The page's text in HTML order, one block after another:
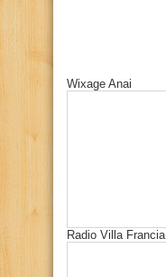
Wixage Anai
Radio Villa Francia